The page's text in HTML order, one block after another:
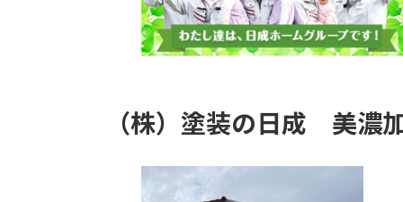
（株）塗装の日成 美濃